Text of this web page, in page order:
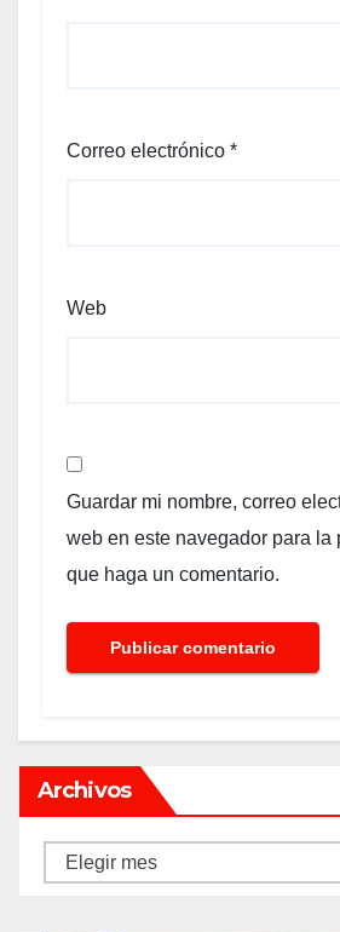
Correo electrónico *
Web
Guardar mi nombre, correo
web en este navegador para la
que haga un comentario.
Archivos
Archivos